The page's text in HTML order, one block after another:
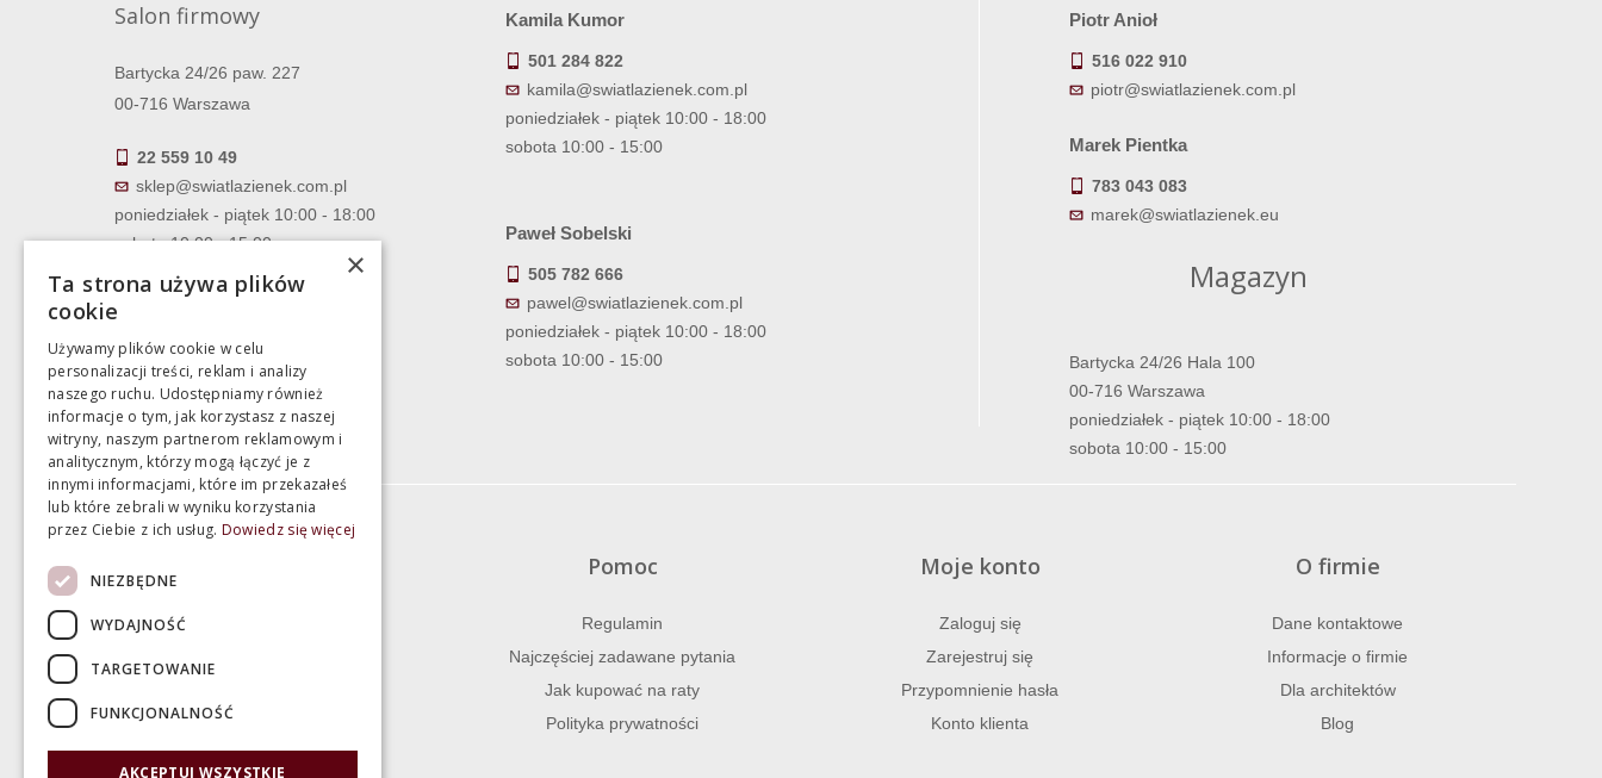
Salon firmowy
Bartycka 24/26 paw. 227
00-716 Warszawa
22 559 10 49
sklep@swiatlazienek.com.pl
poniedziałek - piątek 10:00 - 18:00
sobota 10:00 - 15:00
Kamila Kumor
501 284 822
kamila@swiatlazienek.com.pl
poniedziałek - piątek 10:00 - 18:00
sobota 10:00 - 15:00
Paweł Sobelski
505 782 666
pawel@swiatlazienek.com.pl
poniedziałek - piątek 10:00 - 18:00
sobota 10:00 - 15:00
Piotr Anioł
516 022 910
piotr@swiatlazienek.com.pl
Marek Pientka
783 043 083
marek@swiatlazienek.eu
Magazyn
Bartycka 24/26 Hala 100
00-716 Warszawa
poniedziałek - piątek 10:00 - 18:00
sobota 10:00 - 15:00
Termin realizacji zamówienia
Gwarancja i serwis
Zwrot towaru
Pomoc
Regulamin
Najczęściej zadawane pytania
Jak kupować na raty
Polityka prywatności
Moje konto
Zaloguj się
Zarejestruj się
Przypomnienie hasła
Konto klienta
O firmie
Dane kontaktowe
Informacje o firmie
Dla architektów
Blog
×
Ta strona używa plików
cookie
Używamy plików cookie w celu
personalizacji treści, reklam i analizy
naszego ruchu. Udostępniamy również
informacje o tym, jak korzystasz z naszej
witryny, naszym partnerom reklamowym i
analitycznym, którzy mogą łączyć je z
innymi informacjami, które im przekazałeś
lub które zebrali w wyniku korzystania
przez Ciebie z ich usług. Dowiedz się więcej
NIEZBĘDNE
WYDAJNOŚĆ
TARGETOWANIE
FUNKCJONALNOŚĆ
AKCEPTUJ WSZYSTKIE